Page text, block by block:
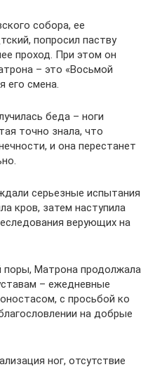
собора, ее
попросил паству
проход. При этом он
– это «Восьмой
его смена.
беда – ноги
точно знала, что
и она перестанет
серьезные испытания
кров, затем наступила
верующих на
Матрона продолжала
– ежедневные
с просьбой ко
на добрые
ног, отсутствие